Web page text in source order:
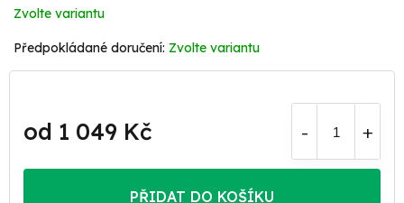
Zvolte variantu
Zvolte variantu
od 1 049 Kč
cena:
PŘIDAT DO KOŠÍKU